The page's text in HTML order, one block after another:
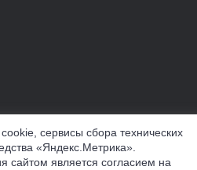
VERTUL
сервисы сбора технических
«Яндекс.Метрика».
сайтом является согласием на